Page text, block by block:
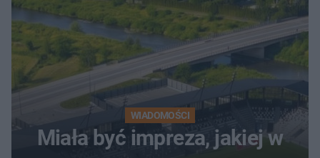
WIADOMOŚCI
Miała być impreza, jakiej w